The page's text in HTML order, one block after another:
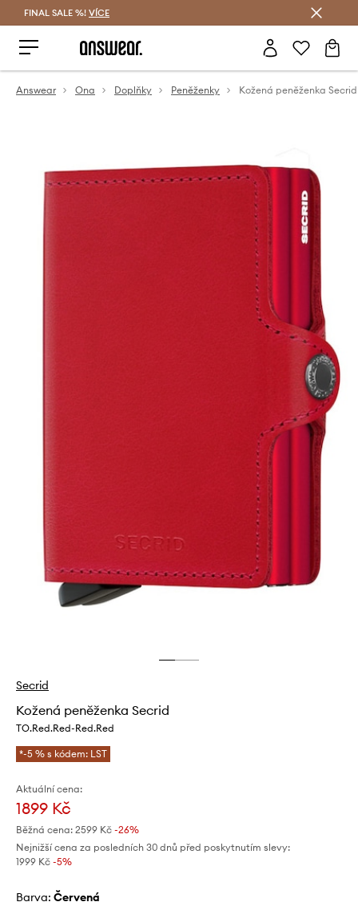
FINAL SALE %! VÍCE
Answear Ona Doplňky Peněženky Kožená peněženka Secrid
Secrid
Kožená peněženka Secrid
TO.Red.Red-Red.Red
*-5 % s kódem: LST
Aktuální cena:
1899 Kč
Běžná cena: 2599 Kč -26%
Nejnižší cena za posledních 30 dnů před poskytnutím slevy:
1999 Kč -5%
Barva: červená